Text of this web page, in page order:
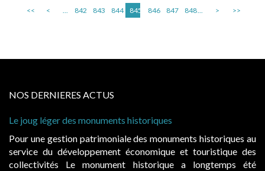
<< < ... 842 843 844 845 846 847 848... > >>
NOS DERNIERES ACTUS
Le joug léger des monuments historiques
Pour une gestion patrimoniale des monuments historiques au
service du développement économique et touristique des
collectivités Le monument historique a longtemps été